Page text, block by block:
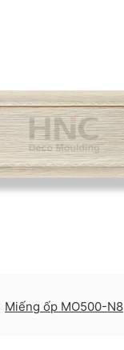
Miếng ốp MO500-N8